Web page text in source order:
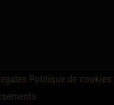
Politique de cookies